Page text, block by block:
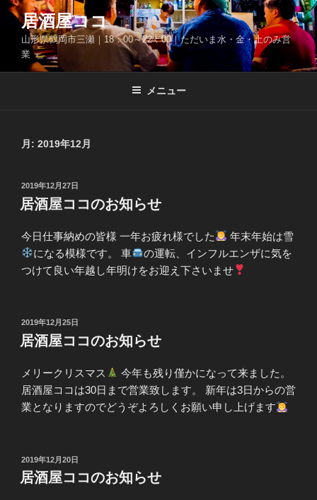
コ
ツ
居酒屋ココ
山形県鶴岡市三瀬｜18：00～22：00｜ただいま水・金・土のみ営
業
メニュー
月: 2019年12月
投
稿
日:
2019年12月27日
居酒屋ココのお知らせ
今日仕事納めの皆様 一年お疲れ様でした
年末年始は雪
になる模様です。 車
の運転、インフルエンザに気を
つけて良い年越し年明けをお迎え下さいませ
投
稿
日:
2019年12月25日
居酒屋ココのお知らせ
メリークリスマス
今年も残り僅かになって来ました。
居酒屋ココは30日まで営業致します。 新年は3日からの営
業となりますのでどうぞよろしくお願い申し上げます
投
稿
日:
2019年12月20日
居酒屋ココのお知らせ